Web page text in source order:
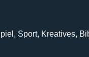
Sport, Kreatives,